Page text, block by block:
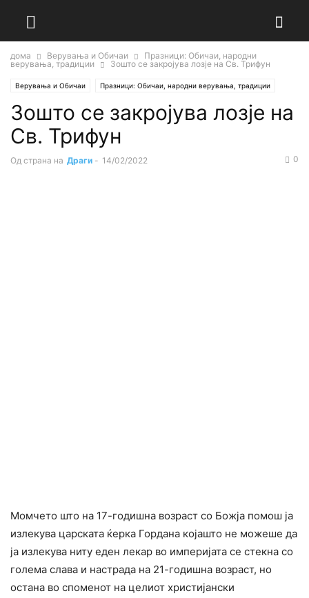
дома Верувања и Обичаи
Празници: Обичаи, народни
верувања, традиции
Зошто се закројува лозје на Св. Трифун
Верувања и Обичаи Празници: Обичаи, народни верувања, традиции
Зошто се закројува лозје на
Св. Трифун
Од страна на Драги - 14/02/2022 0
Момчето што на 17-годишна возраст со Божја помош ја
излекува царската ќерка Гордана којашто не можеше да
ја излекува ниту еден лекар во империјата се стекна со
голема слава и настрада на 21-годишна возраст, но
остана во споменот на целиот христијански